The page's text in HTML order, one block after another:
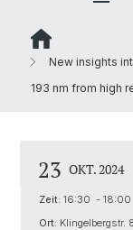
New insights
193 nm from high
23 OKT. 2024
Zeit: 16:30 - 18:00
Ort: